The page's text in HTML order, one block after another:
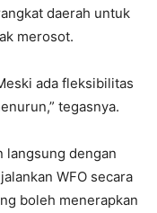
daerah untuk
merosot.
ada fleksibilitas
tegasnya.
langsung dengan
WFO secara
boleh menerapkan